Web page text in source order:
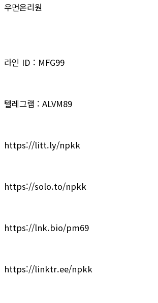
우먼온리원
라인 ID : MFG99
텔레그램 : ALVM89
https://litt.ly/npkk
https://solo.to/npkk
https://lnk.bio/pm69
https://linktr.ee/npkk